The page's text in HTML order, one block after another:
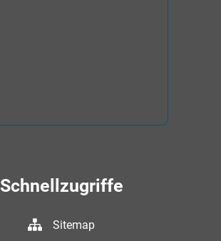
Schnellzugriffe
Sitemap